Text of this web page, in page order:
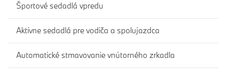
Športové sedadlá vpredu
Aktívne sedadlá pre vodiča a spolujazdca
Automatické stmavovanie vnútorného zrkadla